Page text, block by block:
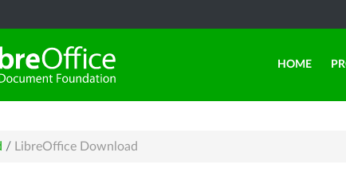
HOME
/ LibreOffice Download